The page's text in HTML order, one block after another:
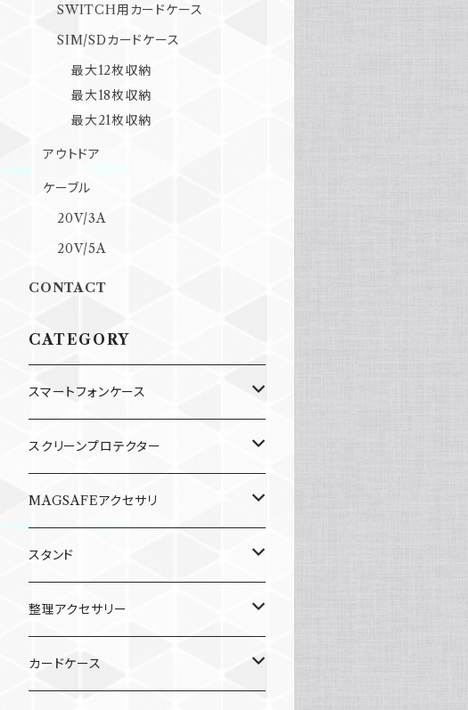
SWITCH用カードケース
SIM/SDカードケース
最大12枚収納
最大18枚収納
最大21枚収納
アウトドア
ケーブル
20V/3A
20V/5A
CONTACT
CATEGORY
スマートフォンケース
iPhone 13 mini用
iPhone 13用
iPhone 13 Pro用
iPhone 13 Pro Max用
スクリーンプロテクター
iPhone 13 mini用
iPhone 13/iPhone Pro用
iPhone 13 Pro Max用
MAGSAFEアクセサリ
スマホリング
スマホスタンド
スタンド
折りたたみ式スマホ・タブレットスタンド
マグネット式スマホスタンド
整理アクセサリー
マグネット式ケーブルオーガナイザー
カードケース